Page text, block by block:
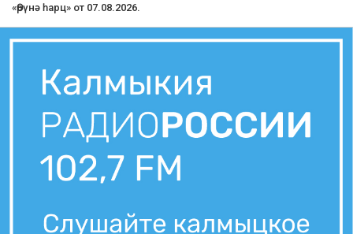
«Өрүнә һарц» от 07.08.2026.